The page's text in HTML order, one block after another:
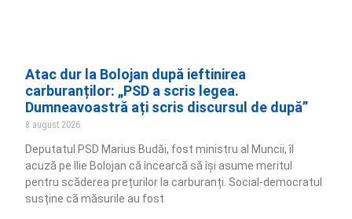
Atac dur la Bolojan după ieftinirea
carburanților: „PSD a scris legea.
Dumneavoastră ați scris discursul de după”
8 august 2026
Deputatul PSD Marius Budăi, fost ministru al Muncii, îl
acuză pe Ilie Bolojan că încearcă să își asume meritul
pentru scăderea prețurilor la carburanți. Social-democratul
susține că măsurile au fost